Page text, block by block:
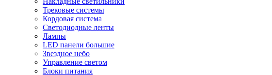
Трековые системы
Кордовая система
Светодиодные ленты
Лампы
LED панели большие
Звездное небо
Управление светом
Блоки питания